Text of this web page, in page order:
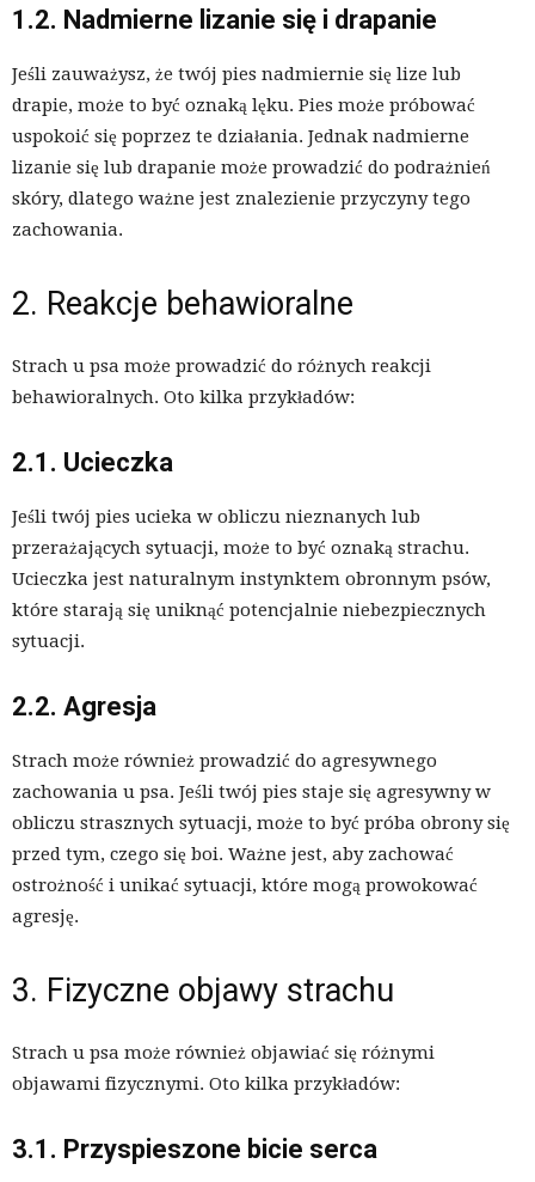
1.2. Nadmierne lizanie się i drapanie
Jeśli zauważysz, że twój pies nadmiernie się lize lub
drapie, może to być oznaką lęku. Pies może próbować
uspokoić się poprzez te działania. Jednak nadmierne
lizanie się lub drapanie może prowadzić do podrażnień
skóry, dlatego ważne jest znalezienie przyczyny tego
zachowania.
2. Reakcje behawioralne
Strach u psa może prowadzić do różnych reakcji
behawioralnych. Oto kilka przykładów:
2.1. Ucieczka
Jeśli twój pies ucieka w obliczu nieznanych lub
przerażających sytuacji, może to być oznaką strachu.
Ucieczka jest naturalnym instynktem obronnym psów,
które starają się uniknąć potencjalnie niebezpiecznych
sytuacji.
2.2. Agresja
Strach może również prowadzić do agresywnego
zachowania u psa. Jeśli twój pies staje się agresywny w
obliczu strasznych sytuacji, może to być próba obrony się
przed tym, czego się boi. Ważne jest, aby zachować
ostrożność i unikać sytuacji, które mogą prowokować
agresję.
3. Fizyczne objawy strachu
Strach u psa może również objawiać się różnymi
objawami fizycznymi. Oto kilka przykładów:
3.1. Przyspieszone bicie serca